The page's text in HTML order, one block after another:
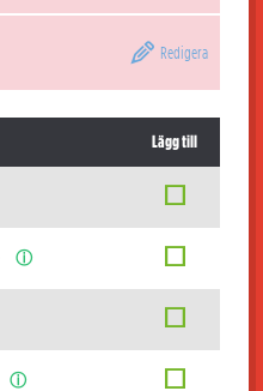
Redigera
Lägg till
ⓘ
ⓘ